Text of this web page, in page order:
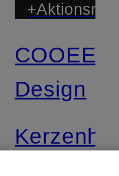
COOEE
Design